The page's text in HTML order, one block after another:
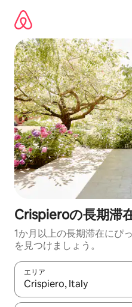
Crispieroの長期滞
1か月以上の長期滞在にぴ
を見つけましょう。
エリア
検索結果が表示されたら、